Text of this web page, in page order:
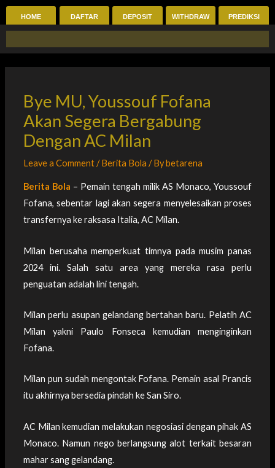
Skip
to
HOME DAFTAR DEPOSIT WITHDRAW PREDIKSI
Bye MU, Youssouf Fofana
Akan Segera Bergabung
Dengan AC Milan
Leave a Comment/Berita Bola / Bybetarena
Berita Bola – Pemain tengah milik AS Monaco, Youssouf
Fofana, sebentar lagi akan segera menyelesaikan proses
transfernya ke raksasa Italia, AC Milan.
Milan berusaha memperkuat timnya pada musim panas
2024 ini. Salah satu area yang mereka rasa perlu
penguatan adalah lini tengah.
Milan perlu asupan gelandang bertahan baru. Pelatih AC
Milan yakni Paulo Fonseca kemudian menginginkan
Fofana.
Milan pun sudah mengontak Fofana. Pemain asal Prancis
itu akhirnya bersedia pindah ke San Siro.
AC Milan kemudian melakukan negosiasi dengan pihak AS
Monaco. Namun nego berlangsung alot terkait besaran
mahar sang gelandang.